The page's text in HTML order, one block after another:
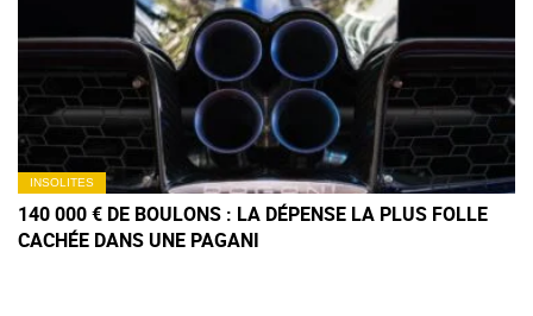
INSOLITES
140 000 € DE BOULONS : LA DÉPENSE LA PLUS FOLLE
CACHÉE DANS UNE PAGANI